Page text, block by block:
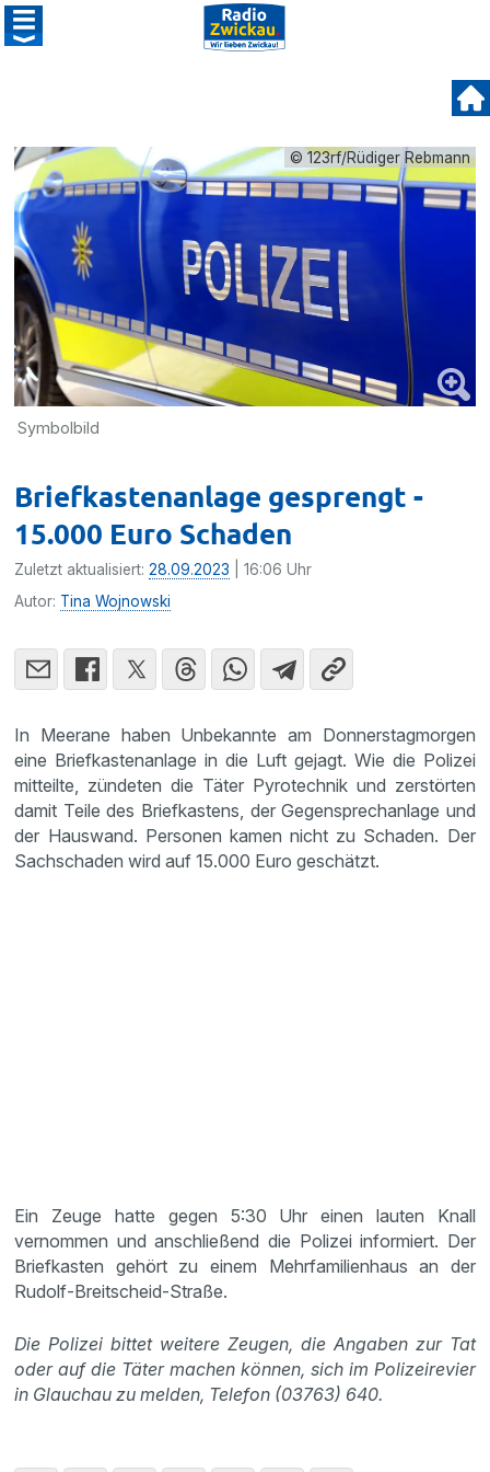
© 123rf/Rüdiger Rebmann
Symbolbild
Briefkastenanlage gesprengt -
15.000 Euro Schaden
Zuletzt aktualisiert:28.09.2023 | 16:06 Uhr
Autor: Tina Wojnowski
In Meerane haben Unbekannte am Donnerstagmorgen
eine Briefkastenanlage in die Luft gejagt. Wie die Polizei
mitteilte, zündeten die Täter Pyrotechnik und zerstörten
damit Teile des Briefkastens, der Gegensprechanlage und
der Hauswand. Personen kamen nicht zu Schaden. Der
Sachschaden wird auf 15.000 Euro geschätzt.
Ein Zeuge hatte gegen 5:30 Uhr einen lauten Knall
vernommen und anschließend die Polizei informiert. Der
Briefkasten gehört zu einem Mehrfamilienhaus an der
Rudolf-Breitscheid-Straße.
Die Polizei bittet weitere Zeugen, die Angaben zur Tat
oder auf die Täter machen können, sich im Polizeirevier
in Glauchau zu melden, Telefon (03763) 640.